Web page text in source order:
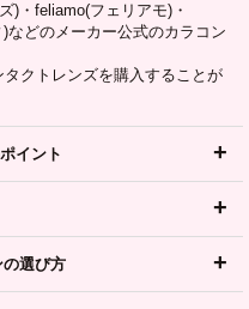
)・feliamo(フェリアモ)・
などのメーカー公式のカラコン
クトレンズを購入することが
イント
選び方